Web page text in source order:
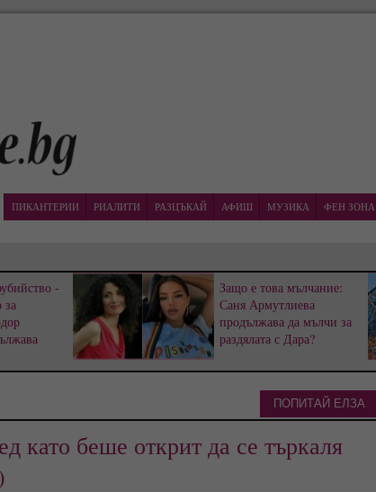
ПИКАНТЕРИИ РИАЛИТИ РАЗЦЪКАЙ АФИШ МУЗИКА ФЕН ЗОНА
-
за
Защо е това мълчание:
Саня Армутлиева
продължава да мълчи за
раздялата с Дара?
като беше открит да се търкаля
ПОПИТАЙ ЕЛЗА